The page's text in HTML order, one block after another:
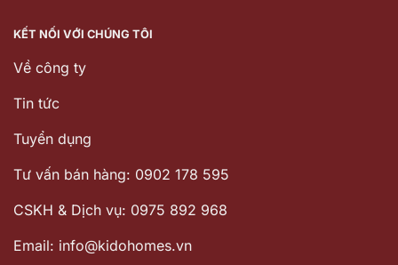
KẾT NỐI VỚI CHÚNG TÔI
Về công ty
Tin tức
Tuyển dụng
Tư vấn bán hàng: 0902 178 595
CSKH & Dịch vụ: 0975 892 968
Email: info@kidohomes.vn